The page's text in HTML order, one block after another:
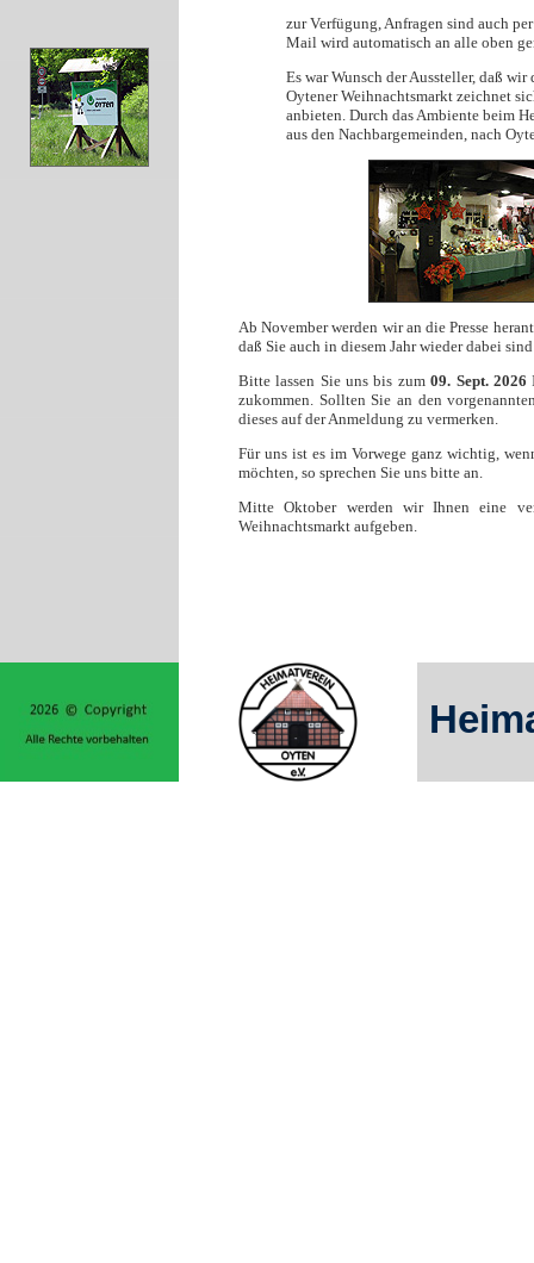
zur Verfügung, Anfragen sind auch
Mail wird automatisch an alle oben
Es war Wunsch der Aussteller, daß
Oytener Weihnachtsmarkt zeichnet
anbieten. Durch das Ambiente beim
aus den Nachbargemeinden, nach
Ab November werden wir an die Presse
daß Sie auch in diesem Jahr wieder dabei
Bitte lassen Sie uns bis zum09. Sept. 2026
zukommen. Sollten Sie an den
dieses auf der Anmeldung zu vermerken.
Für uns ist es im Vorwege ganz wichtig,
möchten, so sprechen Sie uns bitte an.
Mitte Oktober werden wir Ihnen eine
Weihnachtsmarkt aufgeben.